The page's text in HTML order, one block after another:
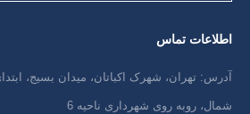
اطلاعات تماس
آدرس: تهران، شهرک اکباتان، میدان بسیج،
شمال، روبه روی شهرداری ناحیه 6